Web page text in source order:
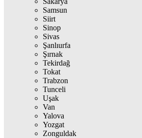
Samsun
Siirt
Sinop
Sivas
Şanlıurfa
Şırnak
Tekirdağ
Tokat
Trabzon
Tunceli
Uşak
Van
Yalova
Yozgat
Zonguldak